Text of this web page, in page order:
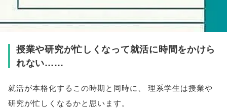
授業や研究が忙しくなって就活に時間をかけら
れない……
就活が本格化するこの時期と同時に、
理系学生は授業や
研究が忙しくなるかと思います。